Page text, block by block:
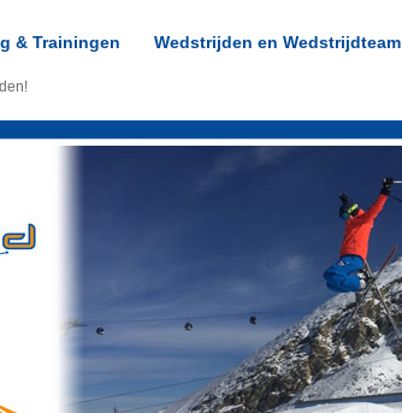
& Trainingen Wedstrijden en Wedstrijdteam